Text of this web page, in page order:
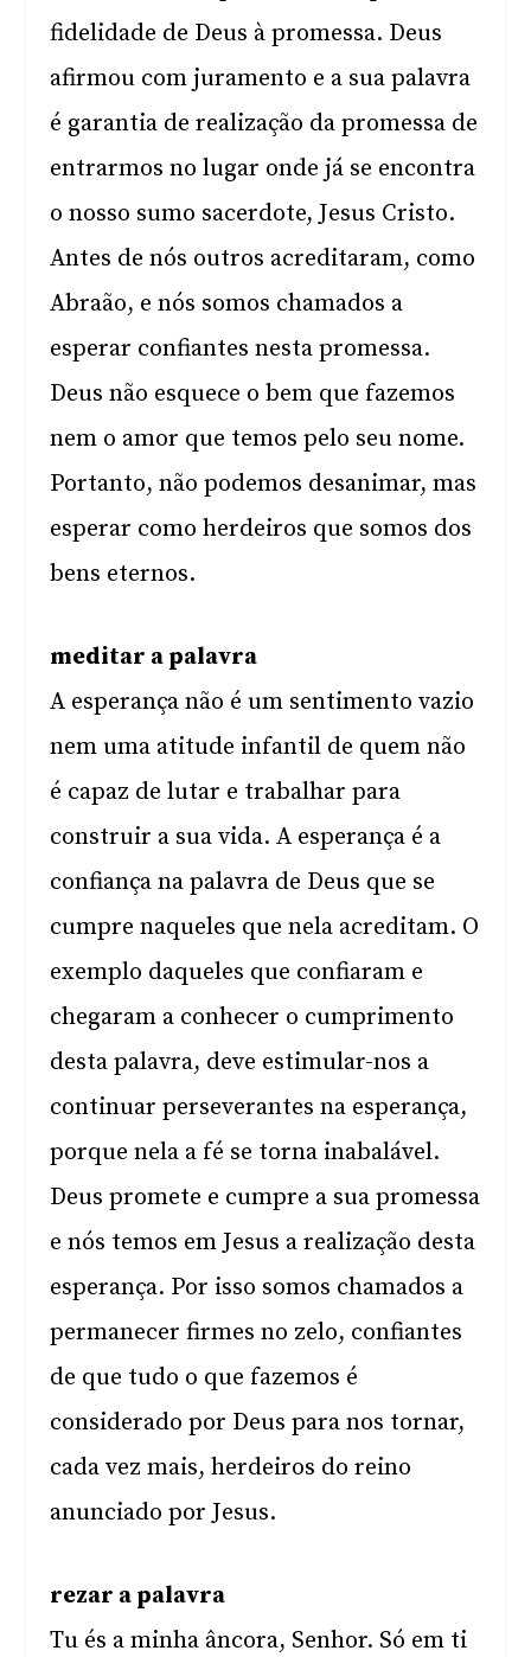
fidelidade de Deus à promessa. Deus
afirmou com juramento e a sua palavra
é garantia de realização da promessa de
entrarmos no lugar onde já se encontra
o nosso sumo sacerdote, Jesus Cristo.
Antes de nós outros acreditaram, como
Abraão, e nós somos chamados a
esperar confiantes nesta promessa.
Deus não esquece o bem que fazemos
nem o amor que temos pelo seu nome.
Portanto, não podemos desanimar, mas
esperar como herdeiros que somos dos
bens eternos.
meditar a palavra
A esperança não é um sentimento vazio
nem uma atitude infantil de quem não
é capaz de lutar e trabalhar para
construir a sua vida. A esperança é a
confiança na palavra de Deus que se
cumpre naqueles que nela acreditam. O
exemplo daqueles que confiaram e
chegaram a conhecer o cumprimento
desta palavra, deve estimular-nos a
continuar perseverantes na esperança,
porque nela a fé se torna inabalável.
Deus promete e cumpre a sua promessa
e nós temos em Jesus a realização desta
esperança. Por isso somos chamados a
permanecer firmes no zelo, confiantes
de que tudo o que fazemos é
considerado por Deus para nos tornar,
cada vez mais, herdeiros do reino
anunciado por Jesus.
rezar a palavra
Tu és a minha âncora, Senhor. Só em ti